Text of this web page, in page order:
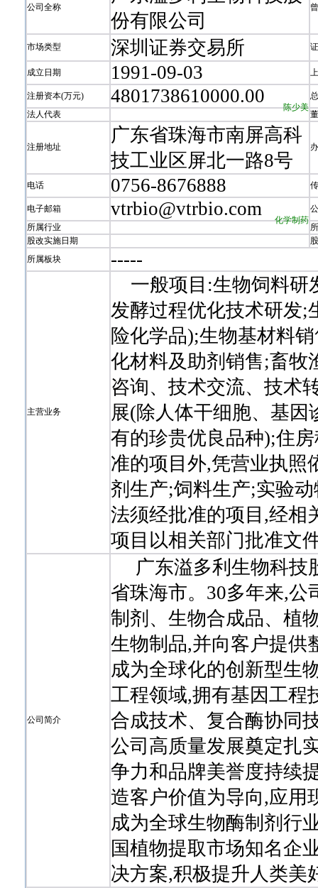
公司全称
份有限公司
市场类型 深圳证券交易所
成立日期 1991-09-03
注册资本(万元) 4801738610000.00
法人代表
陈少美
注册地址
广东省珠海市南屏高科
技工业区屏北一路8号
电话 0756-8676888
电子邮箱 vtrbio@vtrbio.com
所属行业
化学制药
股改实施日期
所属板块
-----
主营业务
一般项目:生物饲料研
发酵过程优化技术研发;
险化学品);生物基材料
化材料及助剂销售;畜牧
咨询、技术交流、技术
展(除人体干细胞、基
有的珍贵优良品种);住
准的项目外,凭营业执照
剂生产;饲料生产;实验
法须经批准的项目,经相
项目以相关部门批准文
公司简介
广东溢多利生物科技
省珠海市。30多年来,
制剂、生物合成品、植
生物制品,并向客户提供
成为全球化的创新型生
工程领域,拥有基因工程
合成技术、复合酶协同
公司高质量发展奠定扎
争力和品牌美誉度持续
造客户价值为导向,应用
成为全球生物酶制剂行
国植物提取市场知名企
决方案,积极提升人类美